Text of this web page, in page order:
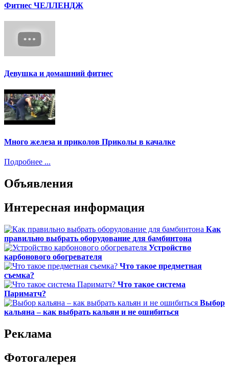
Фитнес ЧЕЛЛЕНДЖ
Девушка и домашний фитнес
Много железа и приколов Приколы в качалке
Подробнее ...
Объявления
Интересная информация
Как
правильно выбрать оборудование для бамбинтона
Устройство
карбонового обогревателя
Что такое предметная
съемка?
Что такое система
Париматч?
Выбор
кальяна – как выбрать кальян и не ошибиться
Реклама
Фотогалерея